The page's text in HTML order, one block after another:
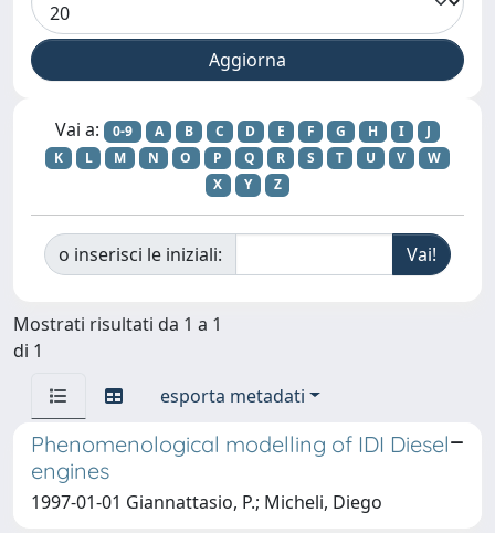
Vai a: 0-9 A B C D E F G H I
J
K
L M N O P Q R S T U V
W
X
Y Z
o inserisci le iniziali:
Mostrati risultati da 1 a 1
di 1
esporta metadati
Phenomenological modelling of IDI Diesel
engines
1997-01-01 Giannattasio, P.; Micheli, Diego